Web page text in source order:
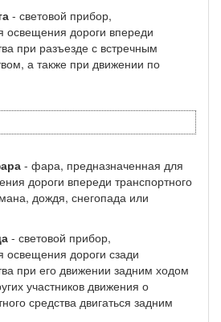
- световой прибор,
освещения дороги впереди
при разъезде с встречным
а также при движении по
- фара, предназначенная для
дороги впереди транспортного
дождя, снегопада или
- световой прибор,
освещения дороги сзади
при его движении задним ходом
участников движения о
средства двигаться задним